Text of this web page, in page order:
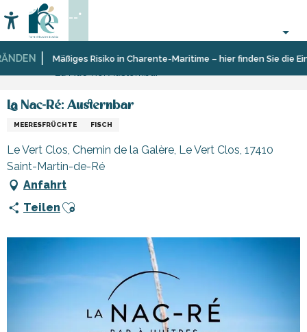
au
contenu
principal Mäßiges Risiko in Charente-Maritime – hier finden Sie die
Accessibilité
Suche
--°
Startseite
EssenRestaurantsRestaurants
La Nac-Ré: Austernbar
MEERESFRÜCHTE FISCH
Le Vert Clos, Chemin de la Galère, Le Vert Clos, 17410
Saint-Martin-de-Ré
Anfahrt
Teilen Ajouter aux favoris